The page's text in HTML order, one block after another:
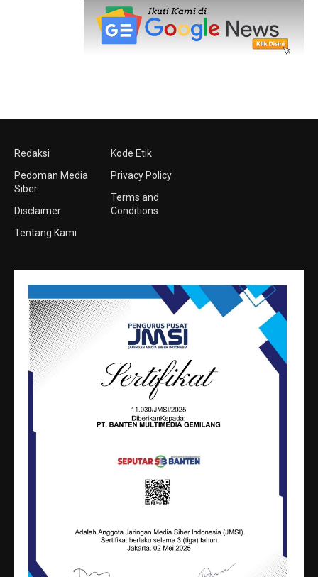
Redaksi
Pedoman Media
Siber
Disclaimer
Tentang Kami
Kode Etik
Privacy Policy
Terms and
Conditions